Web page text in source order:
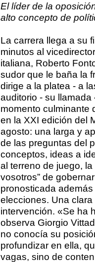
El líder de la
alto concepto de
La carrera llega a su
minutos al
italiana, Roberto
sudor que le baña la
dirige a la platea - a
auditorio - su
momento culminante
en la XXI edición del
agosto: una larga y
de las preguntas del
conceptos, ideas a
al terreno de juego,
vosotros” de
pronosticada
elecciones. Una
intervención. «Se ha
observa Giorgio
no conocía su
profundizar en ella,
vagas, sino de